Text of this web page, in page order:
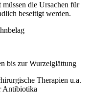
die Ursachen für
beseitigt werden.
bis zur Wurzelglättung
Therapien u.a.
Antibiotika